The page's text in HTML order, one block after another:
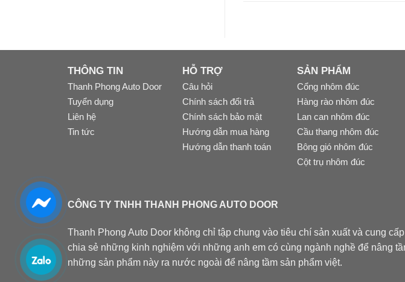
THÔNG TIN
Thanh Phong Auto Door
Tuyển dụng
Liên hệ
Tin tức
HỖ TRỢ
Câu hỏi
Chính sách đổi trả
Chính sách bảo mật
Hướng dẫn mua hàng
Hướng dẫn thanh toán
SẢN PHẨM
Cổng nhôm đúc
Hàng rào nhôm đúc
Lan can nhôm đúc
Cầu thang nhôm đúc
Bông gió nhôm đúc
Cột trụ nhôm đúc
CÔNG TY TNHH THANH PHONG AUTO DOOR
Thanh Phong Auto Door không chỉ tập chung vào tiêu chí sản xuất và cung
chia sẻ những kinh nghiệm với những anh em có cùng ngành nghề để nâng
những sản phẩm này ra nước ngoài để nâng tầm sản phẩm việt.